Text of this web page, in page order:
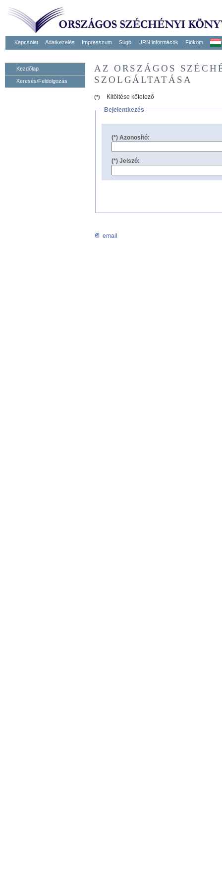
Kapcsolat Adatkezelés Impresszum Súgó URN informácók Fiókom
Kezdőlap
Keresés/Feldolgozás
AZ ORSZÁGOS
SZOLGÁLTATÁSA
(*)
Kitöltése kötelező
Bejelentkezés
(*) Azonosító:
(*) Jelszó:
email